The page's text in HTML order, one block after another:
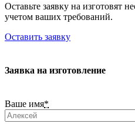
Оставьте заявку на изготовят
учетом ваших требований.
Оставить заявку
Заявка на изготовление
Ваше имя*